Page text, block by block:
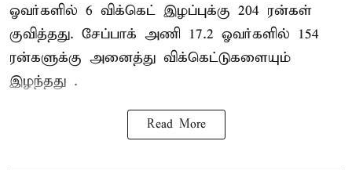
ஓவர்களில் 6 விக்கெட் இழப்புக்கு 204 ரன்கள்
குவித்தது. சேப்பாக் அணி 17.2 ஓவர்களில் 154
ரன்களுக்கு அனைத்து விக்கெட்டுகளையும்
இழந்தது .
Read More